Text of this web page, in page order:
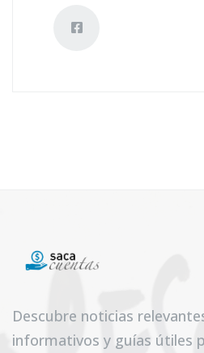
Descubre noticias
informativos y guías útiles